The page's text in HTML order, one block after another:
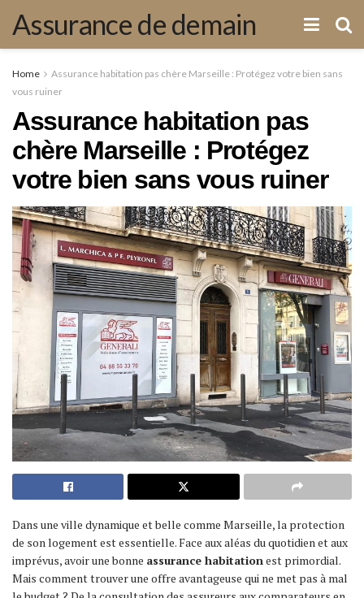
Assurance de demain
Home
Assurance habitation pas chère Marseille : Protégez votre bien sans
vous ruiner
Assurance habitation pas
chère Marseille : Protégez
votre bien sans vous ruiner
Dans une ville dynamique et belle comme Marseille, la protection
de son logement est essentielle. Face aux aléas du quotidien et aux
imprévus, avoir une bonne assurance habitation est primordial.
Mais comment trouver une offre avantageuse qui ne met pas à mal